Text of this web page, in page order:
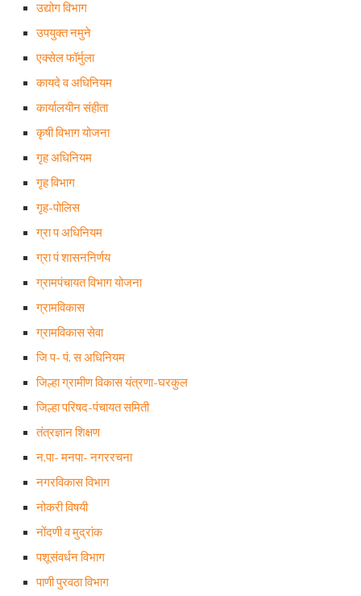
उद्योग विभाग
उपयुक्त नमुने
एक्सेल फॉर्मुला
कायदे व अधिनियम
कार्यालयीन संहीता
कृषी विभाग योजना
गृह अधिनियम
गृह विभाग
गृह-पोलिस
ग्रा प अधिनियम
ग्रा पं शासननिर्णय
ग्रामपंचायत विभाग योजना
ग्रामविकास
ग्रामविकास सेवा
जि प- पं. स अधिनियम
जिल्हा ग्रामीण विकास यंत्रणा-घरकुल
जिल्हा परिषद-पंचायत समिती
तंत्रज्ञान शिक्षण
न.पा- मनपा- नगररचना
नगरविकास विभाग
नोकरी विषयी
नोंदणी व मुद्रांक
पशूसंवर्धन विभाग
पाणी पुरवठा विभाग